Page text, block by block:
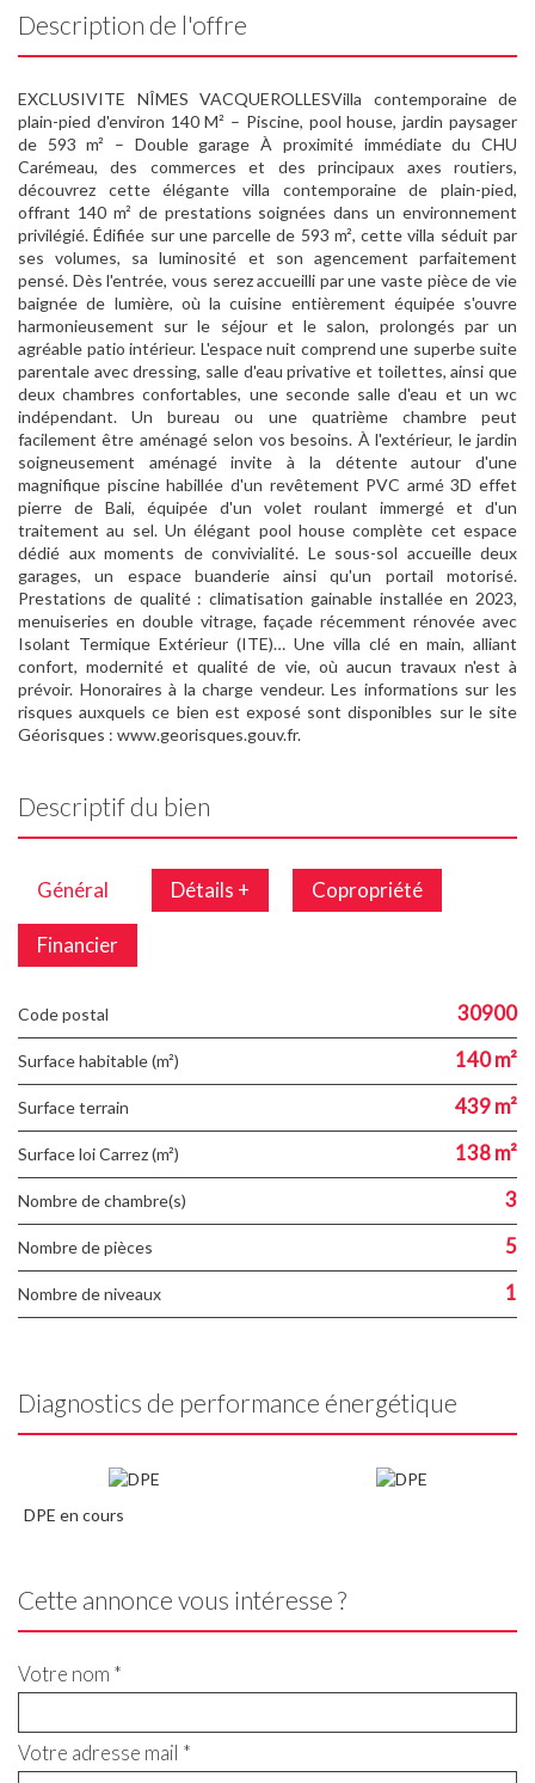
Description de l'offre
EXCLUSIVITE NÎMES VACQUEROLLESVilla contemporaine de
plain-pied d'environ 140 M² – Piscine, pool house, jardin paysager
de 593 m² – Double garage À proximité immédiate du CHU
Carémeau, des commerces et des principaux axes routiers,
découvrez cette élégante villa contemporaine de plain-pied,
offrant 140 m² de prestations soignées dans un environnement
privilégié. Édifiée sur une parcelle de 593 m², cette villa séduit par
ses volumes, sa luminosité et son agencement parfaitement
pensé. Dès l'entrée, vous serez accueilli par une vaste pièce de vie
baignée de lumière, où la cuisine entièrement équipée s'ouvre
harmonieusement sur le séjour et le salon, prolongés par un
agréable patio intérieur. L'espace nuit comprend une superbe suite
parentale avec dressing, salle d'eau privative et toilettes, ainsi que
deux chambres confortables, une seconde salle d'eau et un wc
indépendant. Un bureau ou une quatrième chambre peut
facilement être aménagé selon vos besoins. À l'extérieur, le jardin
soigneusement aménagé invite à la détente autour d'une
magnifique piscine habillée d'un revêtement PVC armé 3D effet
pierre de Bali, équipée d'un volet roulant immergé et d'un
traitement au sel. Un élégant pool house complète cet espace
dédié aux moments de convivialité. Le sous-sol accueille deux
garages, un espace buanderie ainsi qu'un portail motorisé.
Prestations de qualité : climatisation gainable installée en 2023,
menuiseries en double vitrage, façade récemment rénovée avec
Isolant Termique Extérieur (ITE)… Une villa clé en main, alliant
confort, modernité et qualité de vie, où aucun travaux n'est à
prévoir. Honoraires à la charge vendeur. Les informations sur les
risques auxquels ce bien est exposé sont disponibles sur le site
Géorisques : www.georisques.gouv.fr.
Descriptif du bien
Général Détails + Copropriété
Financier
Code postal 30900
Surface habitable (m²) 140 m²
surface terrain 439 m²
Surface loi Carrez (m²) 138 m²
Nombre de chambre(s) 3
Nombre de pièces 5
Nombre de niveaux 1
Diagnostics de performance énergétique
DPE en cours
Cette annonce vous intéresse ?
Votre nom *
Votre adresse mail *